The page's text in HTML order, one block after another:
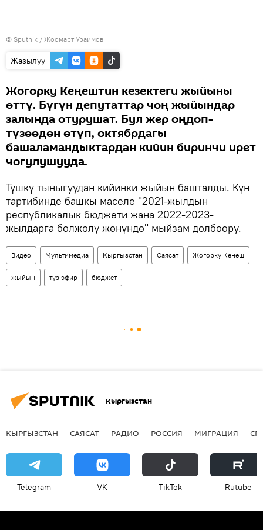
© Sputnik / Жоомарт Ураимов
Жазылуу
Жогорку Кеңештин кезектеги жыйыны
өттү. Бүгүн депутаттар чоң жыйындар
залында отурушат. Бул жер оңдоп-
түзөөдөн өтүп, октябрдагы
башаламандыктардан кийин биринчи ирет
чогулушууда.
Түшкү тыныгуудан кийинки жыйын башталды. Күн
тартибинде башкы маселе "2021-жылдын
республикалык бюджети жана 2022-2023-
жылдарга болжолу жөнүндө" мыйзам долбоору.
Видео Мультимедиа Кыргызстан Саясат Жогорку Кеңеш
жыйын түз эфир бюджет
Кыргызстан
КЫРГЫЗСТАН САЯСАТ РАДИО РОССИЯ МИГРАЦИЯ
Telegram VK ТikТоk Rutube